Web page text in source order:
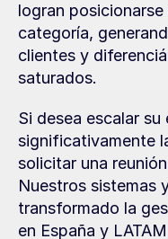
logran
categoría,
clientes y
saturados.
Si desea escalar
significativamente
solicitar una
Nuestros sistemas
transformado la
en España y